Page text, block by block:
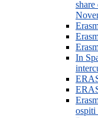
share
In
ospiti